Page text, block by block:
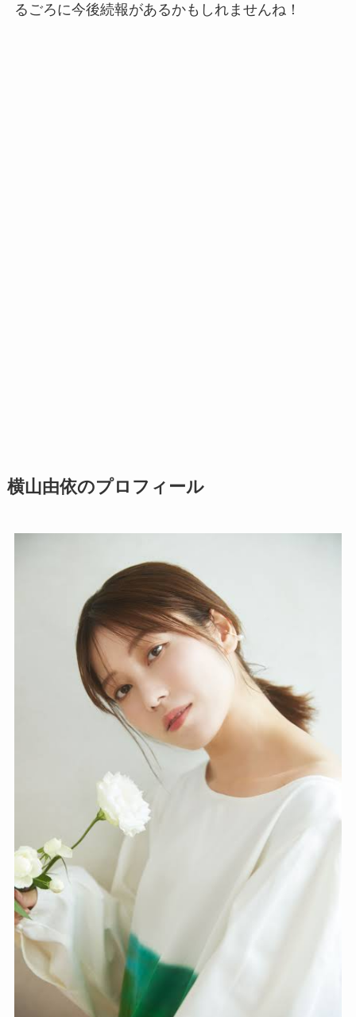
るごろに今後続報があるかもしれませんね！
横山由依のプロフィール